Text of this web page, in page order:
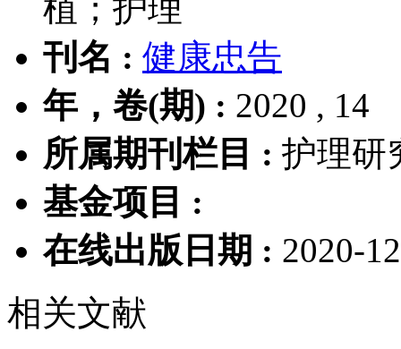
植；护理
刊名 : 健康忠告
年，卷(期) : 2020 , 14
所属期刊栏目 : 护理研
基金项目 :
在线出版日期 : 2020-
相关文献